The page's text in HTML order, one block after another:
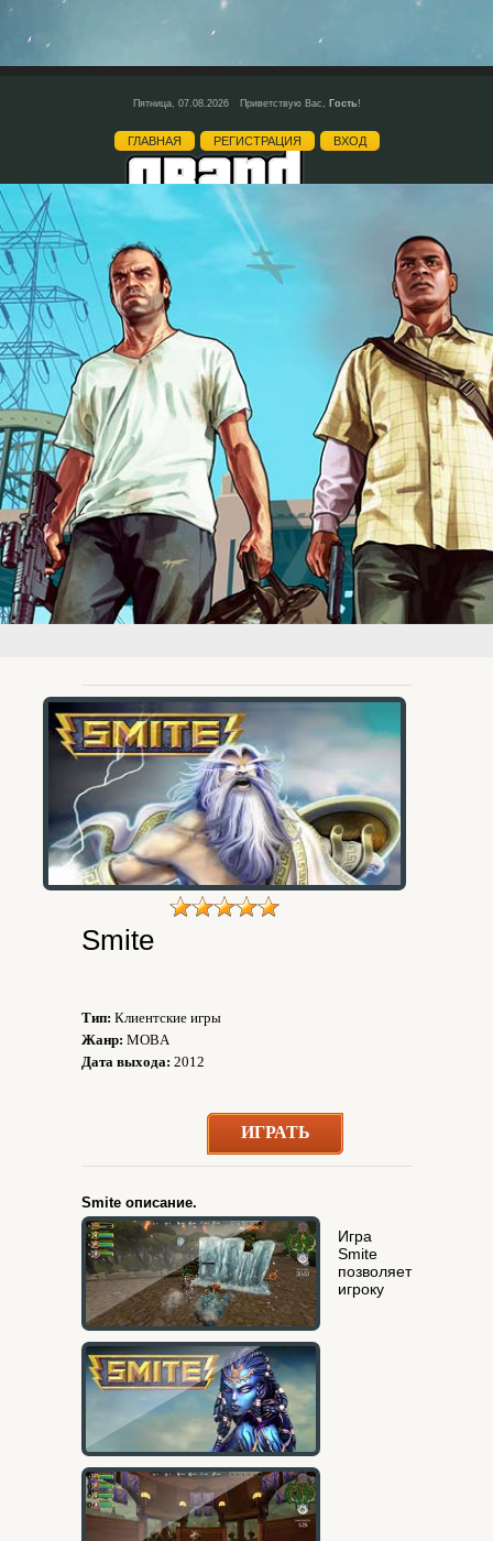
Пятница, 07.08.2026 Приветствую Вас, Гость!
ГЛАВНАЯ РЕГИСТРАЦИЯ ВХОД
Smite
Тип: Клиентские игры
Жанр: MOBA
Дата выхода: 2012
ИГРАТЬ
Smite описание.
Игра
Smite
позволяет
игроку